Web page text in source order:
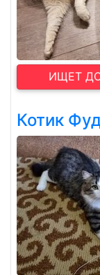
ИЩЕТ
Котик